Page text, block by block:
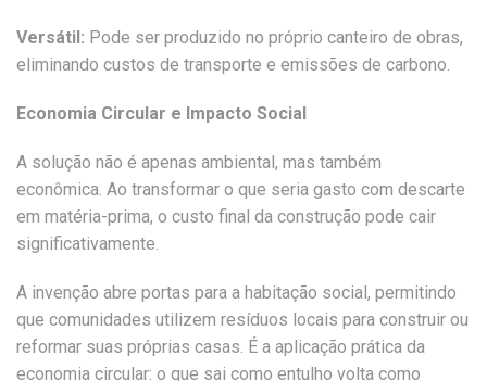
Versátil: Pode ser produzido no próprio canteiro de obras,
eliminando custos de transporte e emissões de carbono.
Economia Circular e Impacto Social
A solução não é apenas ambiental, mas também
econômica. Ao transformar o que seria gasto com descarte
em matéria-prima, o custo final da construção pode cair
significativamente.
A invenção abre portas para a habitação social, permitindo
que comunidades utilizem resíduos locais para construir ou
reformar suas próprias casas. É a aplicação prática da
economia circular: o que sai como entulho volta como